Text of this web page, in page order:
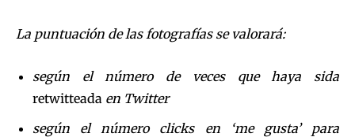
La puntuación de las fotografías se valorará:
según el número de veces que haya sida
retwitteada en Twitter
según el número clicks en ‘me gusta’ para